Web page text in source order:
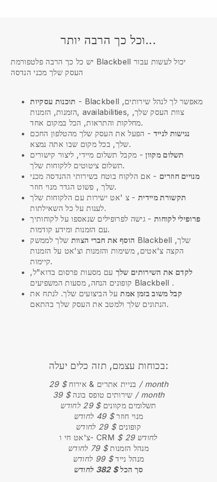
וכל כך הרבה יותר...
יש כל כך הרבה פלטפורמת Blackbell יכול לעשות עבור
העסק שלך מכני הנדסה
תוכנות עסקיות - Blackbell מאפשר לך לנהל שירותים,
הזמנות, הזמנות, availabilities, צוות העסק שלך,
מחלקות והתראות, הכל במקום אחד.
נגישות לנייד - הפעל את העסק שלך מהטלפון החכם
שלך, בכל מקום שבו אתה נמצא.
תשלום מקוון- מקבל תשלום מיידי, ליצור קישורים
תשלום ציטוטים ללקוחות שלך.
מנויים חוזרים - אם הלקוח בוטח בשירותי ההנדסה מכני
שלך, פשוט הגדר מנוי חוזר.
תקשורת מיידית - צ 'אט ישירות עם הלקוחות שלך
לענות על כל השאילתות.
פרופילי לקוחות - גישה לפרופילים שנאספו על לקוחותיך
עם הזמנות ומידע קודמות.
הוסף את חברי הצוות שלך לממשק Blackbell שלך,
הקצה צ'אטים, משימות והזמנות וצ'אט על הזמנות
קיימות.
לקדם את השירותים שלך עם מסעות פרסום בדוא"ל,
Blackbell .
קבל משוב בזמן אמתעל הביצועים שלך. לנתח את
הנתונים שלך ולמטב את העסק שלך בהתאם.
בכוחות עצמם, תזה כלים יעלה:
בניית אתרים & אירוח $ 29 / month
שירותים טופס בונה $ 39 / month
תשלומים מקוונים$ 29 לחודש
מנוי חוזר$ 49 לחודש
קופונים$ 29 לחודש
צ'אט חי ו- CRM
$ 29 לחודש
מנהל הזמנות$ 79 לחודש
מנהל נייד$ 99 לחודש
סך הכל $ 382 לחודש